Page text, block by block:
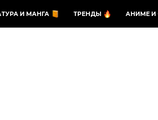
И МАНГА ТРЕНДЫ АНИМЕ И